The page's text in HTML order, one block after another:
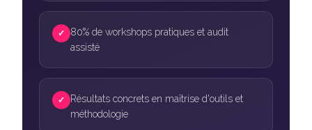
✓
80% de workshops pratiques et audit
assisté
✓
Résultats concrets en maîtrise d'outils et
méthodologie